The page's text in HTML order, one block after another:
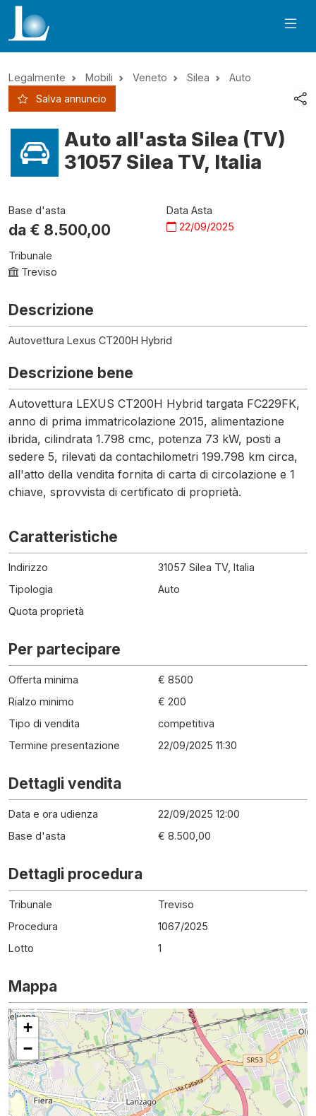
Legalmente Mobili Veneto Silea
Auto
Salva annuncio
Auto all'asta Silea (TV)
31057 Silea TV, Italia
Base d'asta
da € 8.500,00
Data Asta
22/09/2025
Tribunale
Treviso
Descrizione
Autovettura Lexus CT200H Hybrid
Descrizione bene
Autovettura LEXUS CT200H Hybrid targata FC229FK,
anno di prima immatricolazione 2015, alimentazione
ibrida, cilindrata 1.798 cmc, potenza 73 kW, posti a
sedere 5, rilevati da contachilometri 199.798 km circa,
all'atto della vendita fornita di carta di circolazione e 1
chiave, sprovvista di certificato di proprietà.
Caratteristiche
Indirizzo
31057 Silea TV, Italia
Tipologia
Auto
Quota proprietà
Per partecipare
Offerta minima
€ 8500
Rialzo minimo
€ 200
Tipo di vendita
competitiva
Termine presentazione
22/09/2025 11:30
Dettagli vendita
Data e ora udienza
22/09/2025 12:00
Base d'asta
€ 8.500,00
Dettagli procedura
Tribunale
Treviso
Procedura
1067/2025
Lotto
1
Mappa
+
−